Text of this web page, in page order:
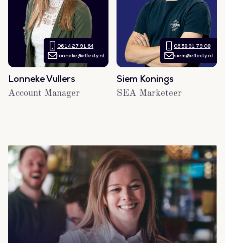
06 14 27 91 64
lonneke@effecty.nl
Lonneke Vullers
Account Manager
06 58 91 79 08
siem@effecty.nl
Siem Konings
SEA Marketeer